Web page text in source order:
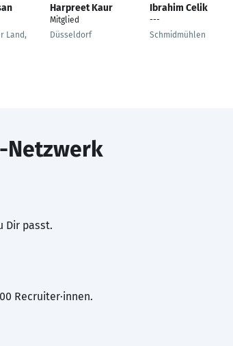
Land,
Harpreet Kaur
Mitglied
Düsseldorf
Ibrahim Celik
---
Schmidmühlen
Netzwerk
Dir passt.
Recruiter·innen.